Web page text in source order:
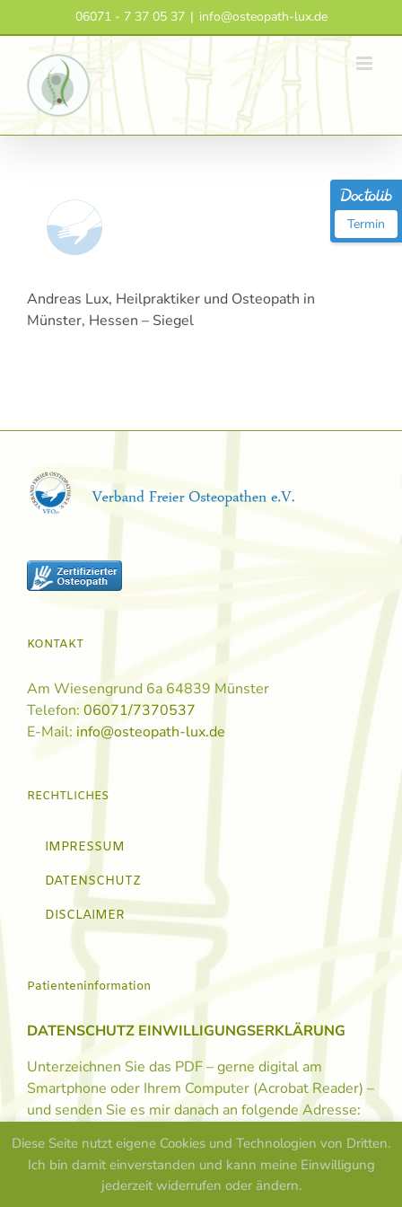
Inhalt
springen
06071 - 7 37 05 37 | info@osteopath-lux.de
Andreas Lux, Heilpraktiker und Osteopath in
Münster, Hessen – Siegel
KONTAKT
Am Wiesengrund 6a 64839 Münster
Telefon: 06071/7370537
E-Mail: info@osteopath-lux.de
RECHTLICHES
IMPRESSUM
DATENSCHUTZ
DISCLAIMER
Patienteninformation
DATENSCHUTZ EINWILLIGUNGSERKLÄRUNG
Unterzeichnen Sie das PDF – gerne digital am
Smartphone oder Ihrem Computer (Acrobat Reader) –
und senden Sie es mir danach an folgende Adresse:
Diese Seite nutzt eigene Cookies und Technologien von Dritten.
Ich bin damit einverstanden und kann meine Einwilligung
jederzeit widerrufen oder ändern.
Termin